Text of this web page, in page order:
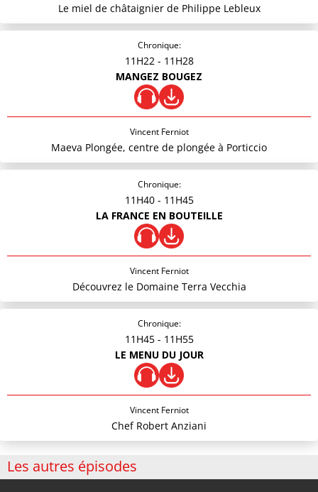
Le miel de châtaignier de Philippe Lebleux
Chronique:
11H22 - 11H28
MANGEZ BOUGEZ
Vincent Ferniot
Maeva Plongée, centre de plongée à Porticcio
Chronique:
11H40 - 11H45
LA FRANCE EN BOUTEILLE
Vincent Ferniot
Découvrez le Domaine Terra Vecchia
Chronique:
11H45 - 11H55
LE MENU DU JOUR
Vincent Ferniot
Chef Robert Anziani
Les autres épisodes